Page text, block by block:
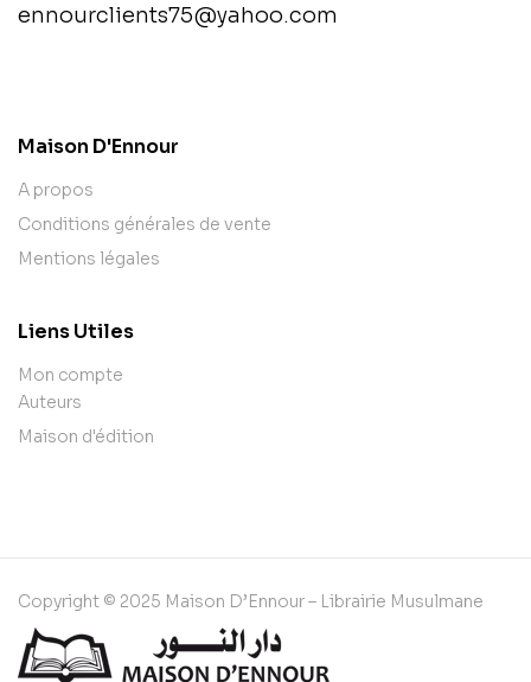
ennourclients75@yahoo.com
Maison D'Ennour
A propos
Conditions générales de vente
Mentions légales
Liens Utiles
Mon compte
Auteurs
Maison d'édition
Copyright © 2025 Maison D’Ennour – Librairie Musulmane